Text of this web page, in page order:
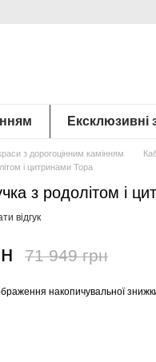
Ексклюзивні
з дорогоцінним камінням
і цитринами Тора
з родолітом і
відгук
71 949 грн
накопичувальної